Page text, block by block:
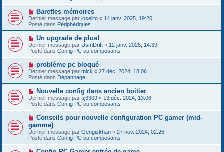
g
e
e
s
a
g
e
v
e
a
u
m
e
s
s
a
g
N
o
u
v
e
a
u
m
e
s
s
a
g
e
Barettes mémoires
Dernier message par joselito « 14 janv. 2025, 19:20
Posté dans Périphériques
N
o
u
v
u
m
e
s
a
g
e
Un upgrade de plus!
Dernier message par DsmDrift « 12 janv. 2025, 14:39
Posté dans Config PC ou composants
N
o
u
v
e
a
u
m
e
s
s
a
g
e
problème pc bloqué
Dernier message par mick « 27 déc. 2024, 18:06
Posté dans Dépannage
N
o
u
v
a
u
m
e
s
s
Nouvelle config dans ancien boitier
Dernier message par aj3309 « 13 déc. 2024, 13:06
Posté dans Config PC ou composants
N
u
v
e
a
Conseils pour nouvelle configuration PC gamer (mid-
gamme)
Dernier message par Gengiskhan « 27 nov. 2024, 02:26
Posté dans Config PC ou composants
N